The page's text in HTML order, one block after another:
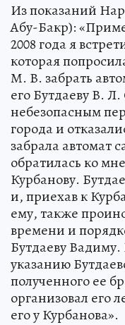
Из показаний
Абу-Бакр):
2008 года я
которая
М. В. забрать
его Бутдаеву В.
небезопасным
города и
забрала автомат
обратилась ко
Курбанову.
и, приехав к
ему, также
времени и
Бутдаеву
указанию
полученного ее
организовал его
его у Курбанова».